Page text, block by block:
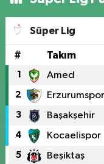
Süper Lig
# Takım
1 Amed
2
3 Başakşehir
4 Kocaelispor
5 Beşiktaş